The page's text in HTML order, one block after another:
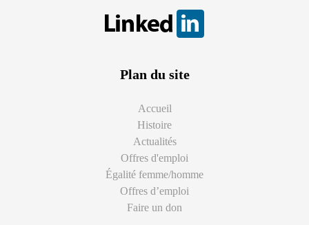
Plan du site
Accueil
Histoire
Actualités
Offres d'emploi
Égalité femme/homme
Offres d’emploi
Faire un don